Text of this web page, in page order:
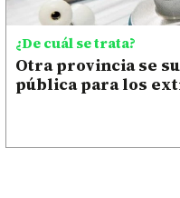
¿De cuál se trata?
Otra provincia se
pública para los